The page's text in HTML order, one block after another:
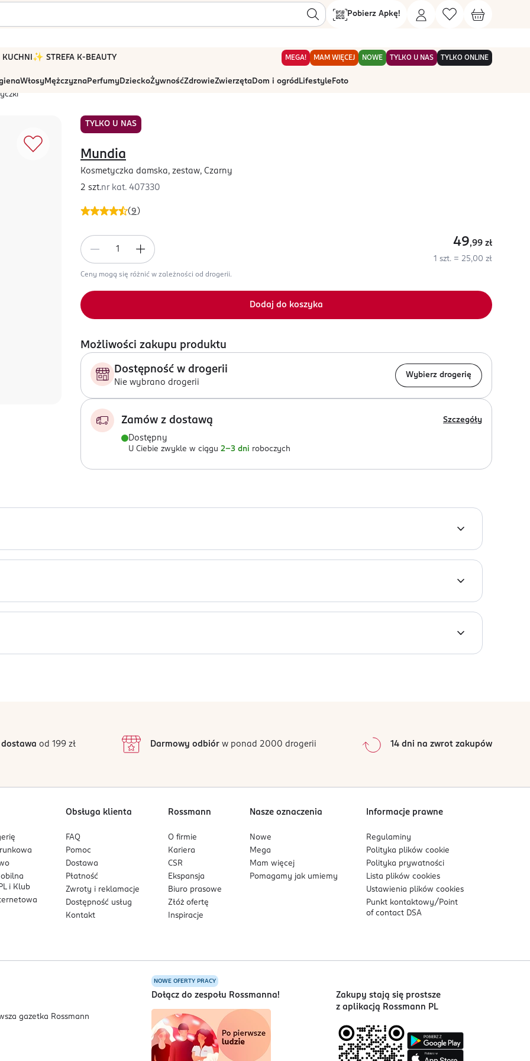
Pobierz Apkę!
KUCHNI ✨ STREFA K-BEAUTY MEGA! MAM WIĘCEJ NOWE TYLKO U NAS TYLKO ONLINE
WłosyMężczyznaPerfumyDzieckoŻywnośćZdrowieZwierzętaDom i ogród Lifestyle Foto
TYLKO U NAS
(9 )
Mundia
Kosmetyczka damska, zestaw, Czarny
2 szt.nr kat. 407330
49,99 zł
1 szt. = 25,00 zł
Ceny mogą się różnić w zależności od drogerii.
Dodaj do koszyka
Możliwości zakupu produktu
Dostępność w drogerii
Nie wybrano drogerii
Wybierz drogerię
Zamów z dostawą Szczegóły
Dostępny
U Ciebie zwykle w ciągu 2-3 dni roboczych
2
1
0%
Sortowanie wgdata: od najnowszej
od 199 zł Darmowy odbiórw ponad 2000 drogerii 14 dni na zwrot zakupów
i Klub
Obsługa klienta
FAQ
Pomoc
Dostawa
Płatność
Zwroty i reklamacje
Dostępność usług
Kontakt
Rossmann
O firmie
Kariera
CSR
Ekspansja
Biuro prasowe
Złóż ofertę
Inspiracje
Nasze oznaczenia
Nowe
Mega
Mam więcej
Pomagamy jak umiemy
Informacje prawne
Regulaminy
Polityka plikówcookie
Polityka prywatności
Lista plikówcookies
Ustawienia plikówcookies
Punkt kontaktowy/ Point
of contact DSA
NOWE OFERTY PRACY
Dołącz do zespołu Rossmanna!
Zakupy stają się prostsze
z aplikacją Rossmann PL